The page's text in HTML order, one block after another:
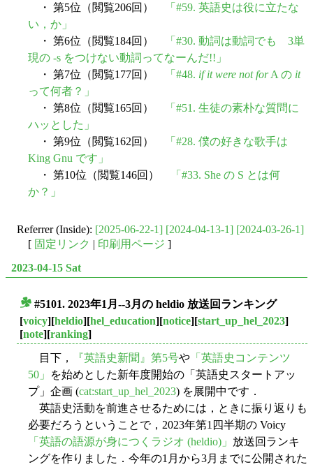
・ 第5位（閲覧206回）
「#59. 英語史は役に立たな
い，か」
・ 第6位（閲覧184回）
「#30. 動詞は動詞でも 3単
現の -s をつけない動詞ってなーんだ!!」
・ 第7位（閲覧177回）
「#48. if it were not forA の it
って何者？」
・ 第8位（閲覧165回）
「#51. 生徒の素朴な質問に
ハッとした」
・ 第9位（閲覧162回）
「#28. 僕の好きな歌手は
King Gnu です」
・ 第10位（閲覧146回）
「#33. She の S とは何
か？」
Referrer (Inside): [2025-06-22-1] [2024-04-13-1] [2024-03-26-1]
[ 固定リンク | 印刷用ページ ]
2023-04-15 Sat
#5101. 2023年1月--3月の heldio 放送回ランキング
[voicy][heldio][hel_education][notice][start_up_hel_2023]
[note][ranking]
目下，
『英語史新聞』第5号や 「英語史コンテンツ
50」
を始めとした新年度開始の「英語史スタートアッ
プ」企画 (cat:start_up_hel_2023) を展開中です．
英語史活動を前進させるためには，ときに振り返りも
必要だろうということで，2023年第1四半期の Voicy
「英語の語源が身につくラジオ (heldio)」 放送回ランキ
ングを作りました．今年の1月から3月までに公開された